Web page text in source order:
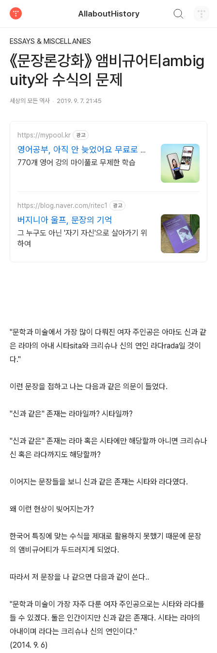
AllaboutHistory
ESSAYS & MISCELLANIES
《문장론강화》 앰비규어티ambig
uity와 수식의 문제
세상의 모든 역사 2019. 9. 7. 21:45
https://mypool.kr 광고
영어공부, 아직 안 늦었어요 무료로 시
작하기
770개 영어 강의 마이풀로 무제한 학습
https://blog.naver.com/ritec1 광고
버지니아 울프, 문장의 기억
그 누구도 아닌 '자기 자신'으로 살아가기 위
하여
"문학과 미술에서 가장 많이 다뤄진 여자 주인공은 아마도 신과 같
은 라마의 아내 시타sita와 크리슈나 신의 연인 라다rada일 것이
다."
이런 문장을 접하고 나는 다음과 같은 의문이 들었다.
"신과 같은" 존재는 라마일까? 시타일까?
"신과 같은" 존재는 라마 혹은 시타에만 해당할까 아니면 크리슈나
신 혹은 라다까지도 해당할까?
이어지는 문장들을 보니 신과 같은 존재는 시타와 라다였다.
왜 이런 현상이 빚어지는가?
한국어 특징에 맞는 수식을 제대로 활용하지 못했기 때문에 문장
의 앰비규어티가 두드러지게 되었다.
따라서 저 문장을 나 같으면 다음과 같이 쓴다..
"문학과 미술이 가장 자주 다룬 여자 주인공으로는 시타와 라다를
들 수 있겠다. 둘은 인간이지만 신과 같은 존재다. 시타는 라마의
아내이며 라다는 크리슈나 신의 연인이다."
(2014. 9. 6)